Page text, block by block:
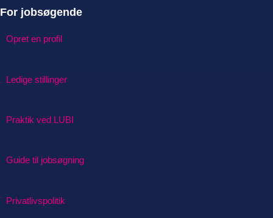
For jobsøgende
Opret en profil
Ledige stillinger
Praktik ved LUBI
Guide til jobsøgning
Privatlivspolitik